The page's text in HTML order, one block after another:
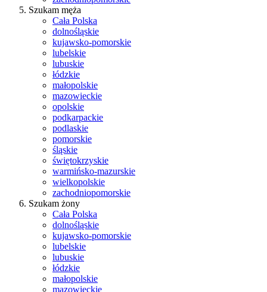
Szukam męża
Cała Polska
dolnośląskie
kujawsko-pomorskie
lubelskie
lubuskie
łódzkie
małopolskie
mazowieckie
opolskie
podkarpackie
podlaskie
pomorskie
śląskie
świętokrzyskie
warmińsko-mazurskie
wielkopolskie
zachodniopomorskie
Szukam żony
Cała Polska
dolnośląskie
kujawsko-pomorskie
lubelskie
lubuskie
łódzkie
małopolskie
mazowieckie